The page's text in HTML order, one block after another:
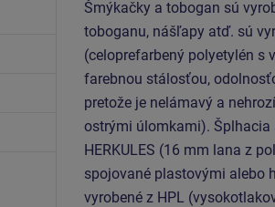
Šmýkačky a tobogan sú
toboganu, nášľapy atď. sú
(celoprefarbený polyetylén s
farebnou stálosťou,
pretože je nelámavý a
ostrými úlomkami). Šplhacia
HERKULES (16 mm lana z
spojované plastovými alebo
vyrobené z HPL